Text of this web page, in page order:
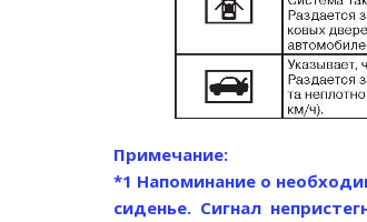
Примечание:
*1 Напоминание о
сиденье. Сигнал